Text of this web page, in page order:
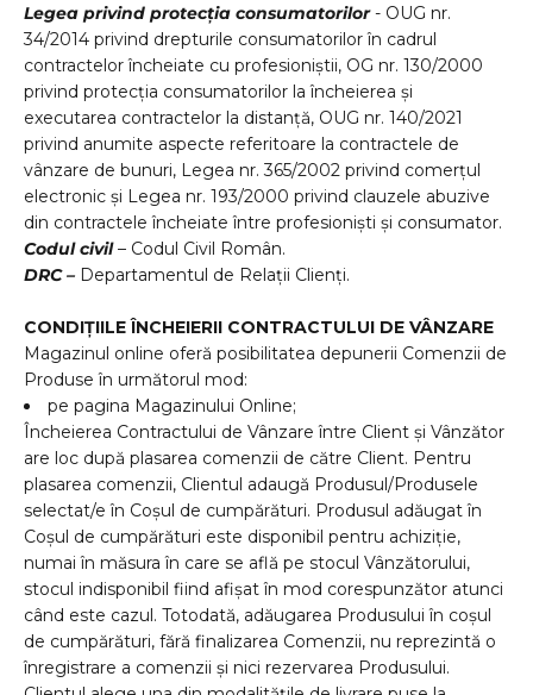
Legea privind protecţia consumatorilor- OUG nr.
34/2014 privind drepturile consumatorilor în cadrul
contractelor încheiate cu profesioniștii, OG nr. 130/2000
privind protecția consumatorilor la încheierea și
executarea contractelor la distanță, OUG nr. 140/2021
privind anumite aspecte referitoare la contractele de
vânzare de bunuri, Legea nr. 365/2002 privind comerţul
electronic și Legea nr. 193/2000 privind clauzele abuzive
din contractele încheiate între profesionişti şi consumator.
Codul civil– Codul Civil Român.
DRC – Departamentul de Relații Clienți.
CONDIȚIILE ÎNCHEIERII CONTRACTULUI DE VÂNZARE
Magazinul online oferă posibilitatea depunerii Comenzii de
Produse în următorul mod:
pe pagina Magazinului Online;
Încheierea Contractului de Vânzare între Client și Vânzător
are loc după plasarea comenzii de către Client. Pentru
plasarea comenzii, Clientul adaugă Produsul/Produsele
selectat/e în Coșul de cumpărături. Produsul adăugat în
Coșul de cumpărături este disponibil pentru achiziție,
numai în măsura în care se află pe stocul Vânzătorului,
stocul indisponibil fiind afișat în mod corespunzător atunci
când este cazul. Totodată, adăugarea Produsului în coșul
de cumpărături, fără finalizarea Comenzii, nu reprezintă o
înregistrare a comenzii și nici rezervarea Produsului.